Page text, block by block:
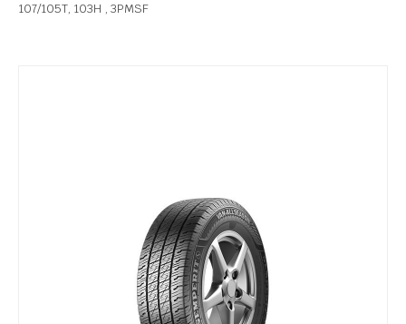
107/105T, 103H , 3PMSF